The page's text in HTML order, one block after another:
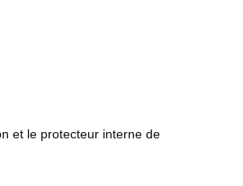
et le protecteur interne de